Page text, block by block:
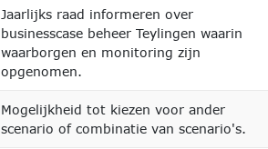
Jaarlijks raad informeren over
businesscase beheer Teylingen waarin
waarborgen en monitoring zijn
opgenomen.
Mogelijkheid tot kiezen voor ander
scenario of combinatie van scenario's.